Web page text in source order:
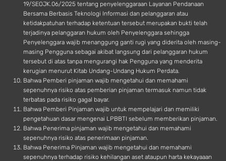
19/SEOJK.06/2025 tentang penyelenggaraan Layanan Pendanaan
Bersama Berbasis Teknologi Informasi dan pelanggaran atau
ketidakpatuhan terhadap ketentuan tersebut merupakan bukti telah
terjadinya pelanggaran hukum oleh Penyelenggara sehingga
Penyelenggara wajib menanggung ganti rugi yang diderita oleh masing-
masing Pengguna sebagai akibat langsung dari pelanggaran hukum
tersebut di atas tanpa mengurangi hak Pengguna yang menderita
kerugian menurut Kitab Undang-Undang Hukum Perdata.
Bahwa Pemberi pinjaman wajib mengetahui dan memahami
sepenuhnya risiko atas pemberian pinjaman termasuk namun tidak
terbatas pada risiko gagal bayar.
Bahwa Pemberi Pinjaman wajib untuk mempelajari dan memiliki
pengetahuan dasar mengenai LPBBTI sebelum memberikan pinjaman.
Bahwa Penerima pinjaman wajib mengetahui dan memahami
sepenuhnya risiko atas penerimaan pinjaman.
Bahwa Penerima Pinjaman wajib mengetahui dan memahami
sepenuhnya terhadap risiko kehilangan aset ataupun harta kekayaaan